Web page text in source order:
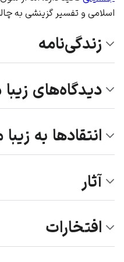
اسلامی و تفسیر گزینشی به
زندگی‌نامه
دیدگاه‌های
انتقادها به
آثار
افتخارات